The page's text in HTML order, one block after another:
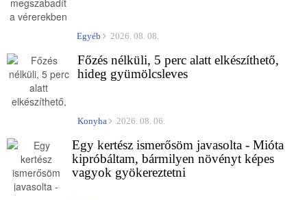
Egyéb 2026. 08. 08.
Főzés nélküli, 5 perc alatt elkészíthető,
hideg gyümölcsleves
Konyha 2026. 08. 06.
Egy kertész ismerősöm javasolta - Mióta
kipróbáltam, bármilyen növényt képes
vagyok gyökereztetni